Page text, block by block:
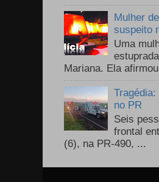
Mulher
suspeito
Uma
Mariana. Ela
no PR
Seis
frontal
(6), na PR-490, ...